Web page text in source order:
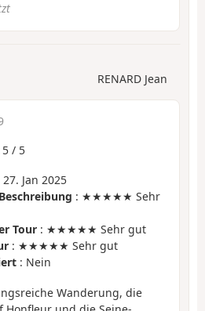
RENARD Jean
5 / 5
27. Jan 2025
: ★★★★★ Sehr
Tour : ★★★★★ Sehr gut
: ★★★★★ Sehr gut
: Nein
Wanderung, die